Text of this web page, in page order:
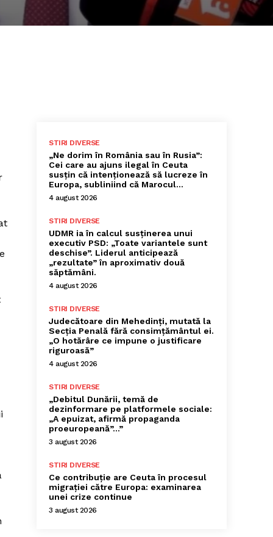
STIRI DIVERSE
„Ne dorim în România sau în Rusia”:
Cei care au ajuns ilegal în Ceuta
susțin că intenționează să lucreze în
Europa, subliniind că Marocul...
4 august 2026
STIRI DIVERSE
UDMR ia în calcul susținerea unui
executiv PSD: „Toate variantele sunt
deschise”. Liderul anticipează
„rezultate” în aproximativ două
săptămâni.
4 august 2026
STIRI DIVERSE
Judecătoare din Mehedinți, mutată la
Secția Penală fără consimțământul ei.
„O hotărâre ce impune o justificare
riguroasă”
4 august 2026
STIRI DIVERSE
„Debitul Dunării, temă de
dezinformare pe platformele sociale:
„A epuizat, afirmă propaganda
proeuropeană”…”
3 august 2026
STIRI DIVERSE
Ce contribuție are Ceuta în procesul
migrației către Europa: examinarea
unei crize continue
3 august 2026